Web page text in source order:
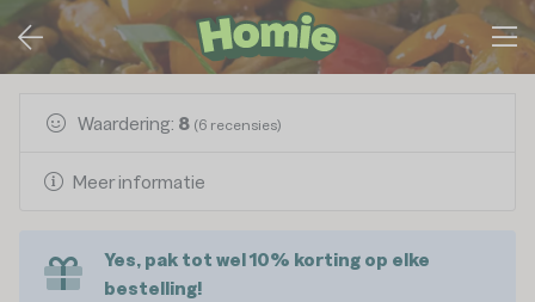
Waardering: 8 (6 recensies)
Meer informatie
Yes, pak tot wel 10% korting op elke
bestelling!